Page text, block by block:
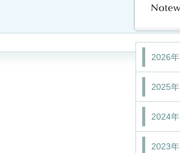
2026年
2025年
2024年
2023年